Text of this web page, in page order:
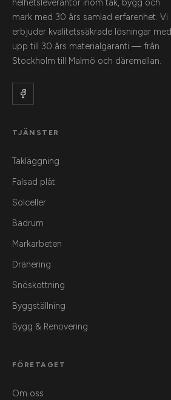
helhetsleverantör inom tak, bygg och
mark med 30 års samlad erfarenhet. Vi
erbjuder kvalitetssäkrade lösningar med
upp till 30 års materialgaranti — från
Stockholm till Malmö och däremellan.
TJÄNSTER
Takläggning
Falsad plåt
Solceller
Badrum
Markarbeten
Dränering
Snöskottning
Byggställning
Bygg & Renovering
FÖRETAGET
Om oss